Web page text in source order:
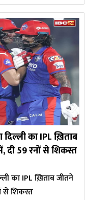
का IPL ख़िताब
59 रनों से शिकस्त
का IPL ख़िताब जीतने
से शिकस्त